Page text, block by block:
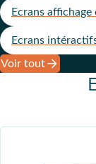
Ecrans
Ecrans
Voir tout